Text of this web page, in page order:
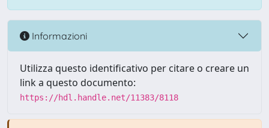
Informazioni
Utilizza questo identificativo per citare o creare un
link a questo documento:
https://hdl.handle.net/11383/8118